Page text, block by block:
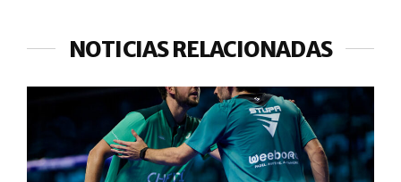
NOTICIAS RELACIONADAS